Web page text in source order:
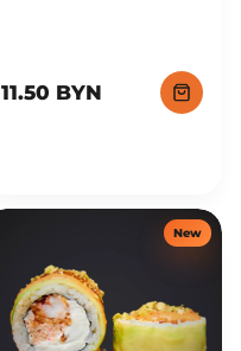
11.50 BYN
New